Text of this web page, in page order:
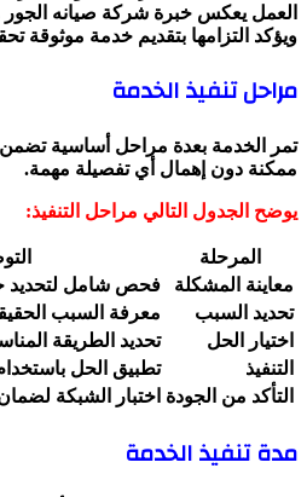
العمل يعكس خبرة شركة صيانه الجور
ويؤكد التزامها بتقديم خدمة موثوقة
مراحل تنفيذ الخدمة
تمر الخدمة بعدة مراحل أساسية
ممكنة دون إهمال أي تفصيلة مهمة.
يوضح الجدول التالي مراحل التنفيذ:
المرحلة
معاينة المشكلة
فحص شامل لتحديد
تحديد السبب
معرفة السبب
اختيار الحل
تحديد الطريقة
التنفيذ
تطبيق الحل
التأكد من الجودة اختبار الشبكة
مدة تنفيذ الخدمة